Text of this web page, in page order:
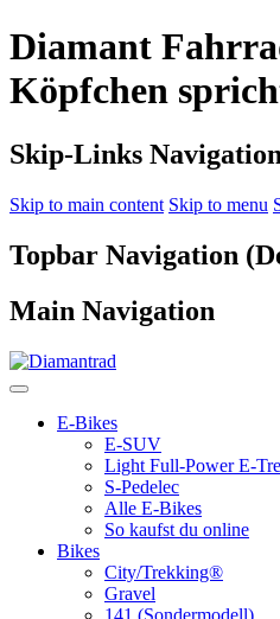
Diamant
Köpfchen
Skip-Links Navigation
Skip to main content Skip to menu
Topbar Navigation
Main Navigation
E-Bikes
E-SUV
Light Full-Power E-
S-Pedelec
Alle E-Bikes
So kaufst du online
Bikes
City/Trekking®
Gravel
141 (Sondermodell)